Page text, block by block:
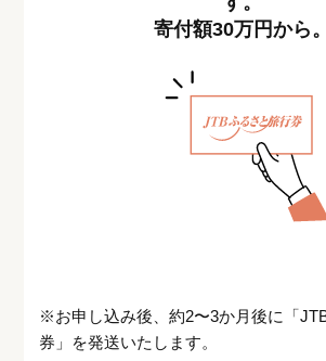
寄付額30万円から。
※お申し込み後、約2〜3か月後に「
券」を発送いたします。